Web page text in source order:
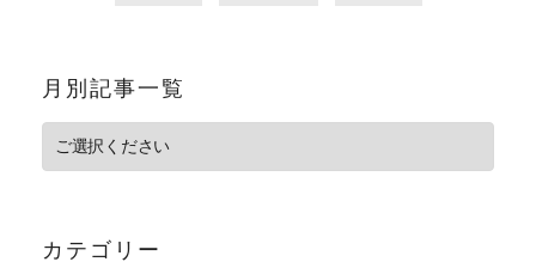
月別記事一覧
カテゴリー